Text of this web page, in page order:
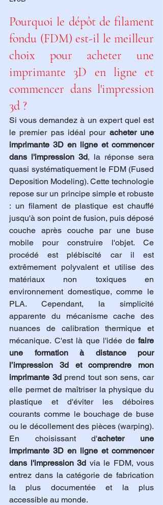
Pourquoi le dépôt de filament
fondu (FDM) est-il le meilleur
choix pour acheter une
imprimante 3D en ligne et
commencer dans l'impression
3d ?
Si vous demandez à un expert quel est
le premier pas idéal pour acheter une
imprimante 3D en ligne et commencer
dans l'impression 3d, la réponse sera
quasi systématiquement le FDM (Fused
Deposition Modeling). Cette technologie
repose sur un principe simple et robuste
: un filament de plastique est chauffé
jusqu'à son point de fusion, puis déposé
couche après couche par une buse
mobile pour construire l'objet. Ce
procédé est plébiscité car il est
extrêmement polyvalent et utilise des
matériaux non toxiques en
environnement domestique, comme le
PLA. Cependant, la simplicité
apparente du mécanisme cache des
nuances de calibration thermique et
mécanique. C'est là que l'idée de faire
une formation à distance pour
l’impression 3d et comprendre mon
imprimante 3d prend tout son sens, car
elle permet de maîtriser la physique du
plastique et d'éviter les déboires
courants comme le bouchage de buse
ou le décollement des pièces (warping).
En choisissant d'acheter une
imprimante 3D en ligne et commencer
dans l'impression 3d via le FDM, vous
entrez dans la catégorie de fabrication
la plus documentée et la plus
accessible au monde.